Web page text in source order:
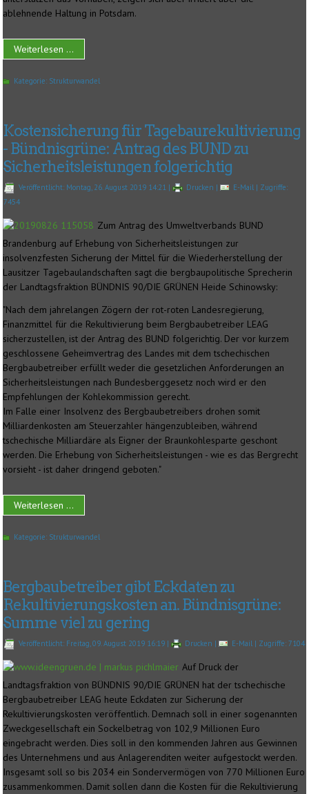
ablehnende Haltung in Potsdam.
Weiterlesen ...
Kategorie: Strukturwandel
Kostensicherung für Tagebaurekultivierung
- Bündnisgrüne: Antrag des BUND zu
Sicherheitsleistungen folgerichtig
Veröffentlicht: Montag, 26. August 2019 14:21 | Drucken | E-Mail | Zugriffe:
7454
Zum Antrag des Umweltverbands BUND
Brandenburg auf Erhebung von Sicherheitsleistungen zur
insolvenzfesten Sicherung der Mittel für die Wiederherstellung der
Lausitzer Tagebaulandschaften sagt die bergbaupolitische Sprecherin
der Landtagsfraktion BÜNDNIS 90/DIE GRÜNEN Heide Schinowsky:
"Nach dem jahrelangen Zögern der rot-roten Landesregierung,
Finanzmittel für die Rekultivierung beim Bergbaubetreiber LEAG
sicherzustellen, ist der Antrag des BUND folgerichtig. Der vor kurzem
geschlossene Geheimvertrag des Landes mit dem tschechischen
Bergbaubetreiber erfüllt weder die gesetzlichen Anforderungen an
Sicherheitsleistungen nach Bundesberggesetz noch wird er den
Empfehlungen der Kohlekommission gerecht.
Im Falle einer Insolvenz des Bergbaubetreibers drohen somit
Milliardenkosten am Steuerzahler hängenzubleiben, während
tschechische Milliardäre als Eigner der Braunkohlesparte geschont
werden. Die Erhebung von Sicherheitsleistungen - wie es das Bergrecht
vorsieht - ist daher dringend geboten."
Weiterlesen ...
Kategorie: Strukturwandel
Bergbaubetreiber gibt Eckdaten zu
Rekultivierungskosten an. Bündnisgrüne:
Summe viel zu gering
Veröffentlicht: Freitag, 09. August 2019 16:19 | Drucken | E-Mail | Zugriffe: 7104
Auf Druck der
Landtagsfraktion von BÜNDNIS 90/DIE GRÜNEN hat der tschechische
Bergbaubetreiber LEAG heute Eckdaten zur Sicherung der
Rekultivierungskosten veröffentlich. Demnach soll in einer sogenannten
Zweckgesellschaft ein Sockelbetrag von 102,9 Millionen Euro
eingebracht werden. Dies soll in den kommenden Jahren aus Gewinnen
des Unternehmens und aus Anlagerenditen weiter aufgestockt werden.
Insgesamt soll so bis 2034 ein Sondervermögen von 770 Millionen Euro
zusammenkommen. Damit sollen dann die Kosten für die Rekultivierung